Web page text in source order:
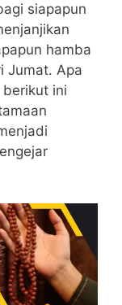
siapapun
hamba
Jumat. Apa
ini